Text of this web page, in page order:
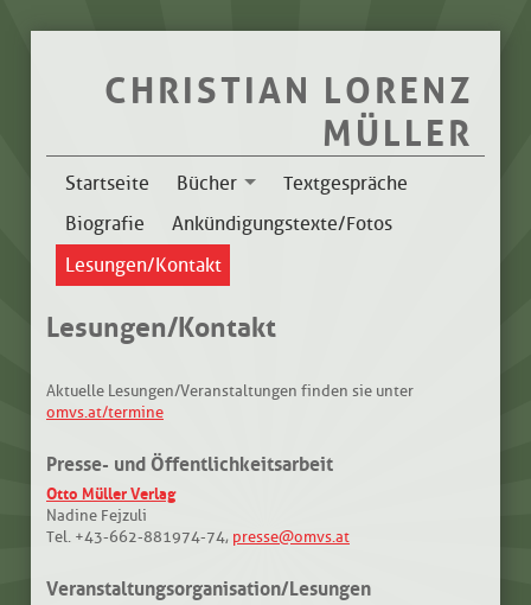
CHRISTIAN LORENZ
MÜLLER
Startseite Bücher
Textgespräche
Biografie
Ankündigungstexte/Fotos
Lesungen/Kontakt
Lesungen/Kontakt
Aktuelle Lesungen/Veranstaltungen finden sie unter
omvs.at/termine
Presse- und Öffentlichkeitsarbeit
Otto Müller Verlag
Nadine Fejzuli
Tel. +43-662-881974-74, presse@omvs.at
Veranstaltungsorganisation/Lesungen